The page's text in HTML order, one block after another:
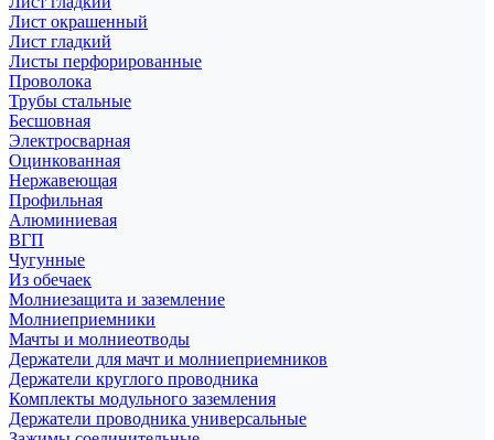
Лист окрашенный
Лист гладкий
Листы перфорированные
Проволока
Трубы стальные
Бесшовная
Электросварная
Оцинкованная
Нержавеющая
Профильная
Алюминиевая
ВГП
Чугунные
Из обечаек
Молниезащита и заземление
Молниеприемники
Мачты и молниеотводы
Держатели для мачт и молниеприемников
Держатели круглого проводника
Комплекты модульного заземления
Держатели проводника универсальные